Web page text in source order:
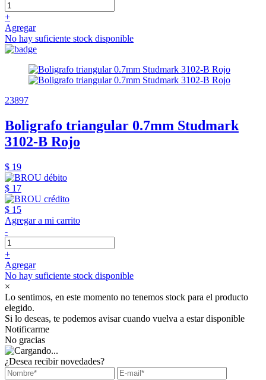
+
Agregar
No hay suficiente stock disponible
23897
Boligrafo triangular 0.7mm Studmark
3102-B Rojo
$ 19
$ 17
$ 15
Agregar a mi carrito
-
+
Agregar
No hay suficiente stock disponible
×
Lo sentimos, en este momento no tenemos stock para el producto
elegido.
Si lo deseas, te podemos avisar cuando vuelva a estar disponible
Notificarme
No gracias
¿Desea recibir novedades?